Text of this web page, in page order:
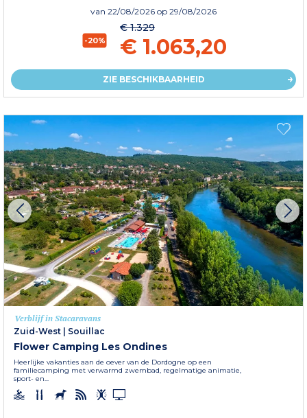
van 22/08/2026 op 29/08/2026
-20%
€ 1.329
€ 1.063,20
ZIE BESCHIKBAARHEID
Verblijf in Stacaravans
Zuid-West
Souillac
Flower Camping Les Ondines
Heerlijke vakanties aan de oever van de Dordogne op een
familiecamping met verwarmd zwembad, regelmatige animatie,
sport- en...